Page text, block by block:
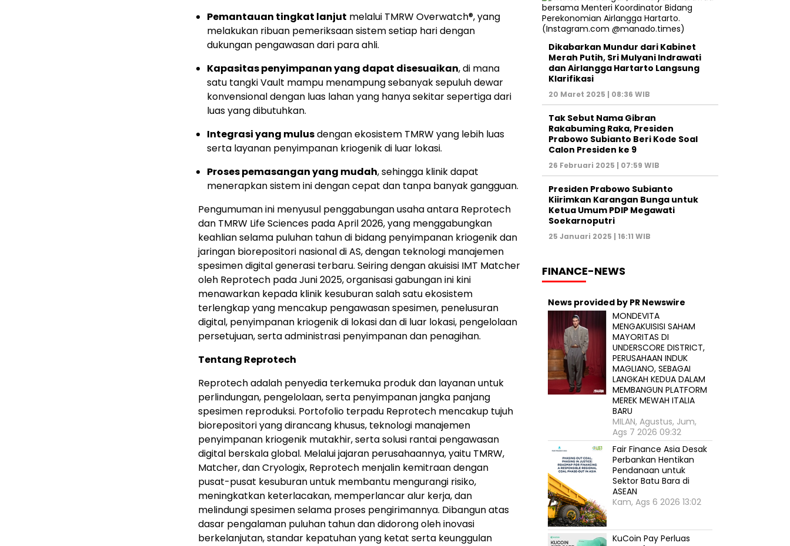
Pemantauan tingkat lanjut melalui TMRW Overwatch®, yang
melakukan ribuan pemeriksaan sistem setiap hari dengan
dukungan pengawasan dari para ahli.
Kapasitas penyimpanan yang dapat disesuaikan, di mana
satu tangki Vault mampu menampung sebanyak sepuluh dewar
konvensional dengan luas lahan yang hanya sekitar sepertiga dari
luas yang dibutuhkan.
Integrasi yang mulusdengan ekosistem TMRW yang lebih luas
serta layanan penyimpanan kriogenik di luar lokasi.
Proses pemasangan yang mudah, sehingga klinik dapat
menerapkan sistem ini dengan cepat dan tanpa banyak gangguan.
Pengumuman ini menyusul penggabungan usaha antara Reprotech
dan TMRW Life Sciences pada April 2026, yang menggabungkan
keahlian selama puluhan tahun di bidang penyimpanan kriogenik dan
jaringan biorepositori nasional di AS, dengan teknologi manajemen
spesimen digital generasi terbaru. Seiring dengan akuisisi IMT Matcher
oleh Reprotech pada Juni 2025, organisasi gabungan ini kini
menawarkan kepada klinik kesuburan salah satu ekosistem
terlengkap yang mencakup pengawasan spesimen, penelusuran
digital, penyimpanan kriogenik di lokasi dan di luar lokasi, pengelolaan
persetujuan, serta administrasi penyimpanan dan penagihan.
Tentang Reprotech
Reprotech adalah penyedia terkemuka produk dan layanan untuk
perlindungan, pengelolaan, serta penyimpanan jangka panjang
spesimen reproduksi. Portofolio terpadu Reprotech mencakup tujuh
biorepositori yang dirancang khusus, teknologi manajemen
penyimpanan kriogenik mutakhir, serta solusi rantai pengawasan
digital berskala global. Melalui jajaran perusahaannya, yaitu TMRW,
Matcher, dan Cryologix, Reprotech menjalin kemitraan dengan
pusat-pusat kesuburan untuk membantu mengurangi risiko,
meningkatkan keterlacakan, memperlancar alur kerja, dan
melindungi spesimen selama proses pengirimannya. Dibangun atas
dasar pengalaman puluhan tahun dan didorong oleh inovasi
berkelanjutan, standar kepatuhan yang ketat serta keunggulan
Dikabarkan Mundur dari Kabinet
Merah Putih, Sri Mulyani Indrawati
dan Airlangga Hartarto Langsung
Klarifikasi
20 Maret 2025 | 08:36 WIB
Tak Sebut Nama Gibran
Rakabuming Raka, Presiden
Prabowo Subianto Beri Kode Soal
Calon Presiden ke 9
26 Februari 2025 | 07:59 WIB
Presiden Prabowo Subianto
Kiirimkan Karangan Bunga untuk
Ketua Umum PDIP Megawati
Soekarnoputri
25 Januari 2025 | 16:11 WIB
FINANCE-NEWS
News provided by PR Newswire
MONDEVITA
MENGAKUISISI SAHAM
MAYORITAS DI
UNDERSCORE DISTRICT,
PERUSAHAAN INDUK
MAGLIANO, SEBAGAI
LANGKAH KEDUA DALAM
MEMBANGUN PLATFORM
MEREK MEWAH ITALIA
BARU
MILAN, Agustus, Jum,
Ags 7 2026 09:32
Fair Finance Asia Desak
Perbankan Hentikan
Pendanaan untuk
Sektor Batu Bara di
ASEAN
Kam, Ags 6 2026 13:02
KuCoin Pay Perluas